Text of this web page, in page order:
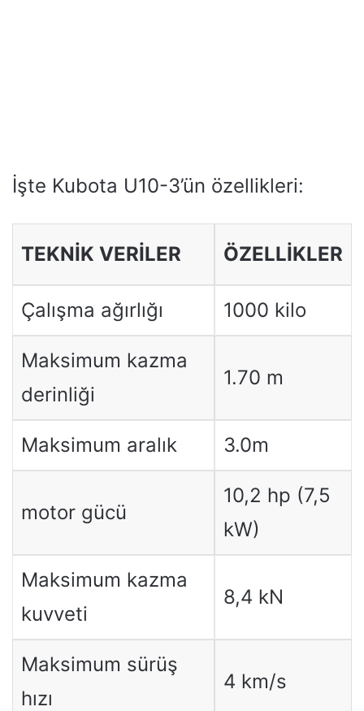
İşte Kubota U10-3’ün özellikleri:
TEKNİK VERİLER ÖZELLİKLER
Çalışma ağırlığı 1000 kilo
Maksimum kazma
derinliği
1.70 m
Maksimum aralık 3.0m
motor gücü
10,2 hp (7,5
kW)
Maksimum kazma
kuvveti
8,4 kN
Maksimum sürüş
hızı
4 km/s